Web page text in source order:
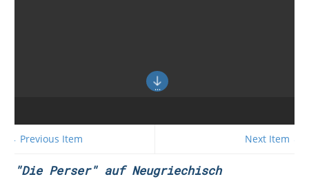
← Previous Item Next Item →
"Die Perser" auf Neugriechisch